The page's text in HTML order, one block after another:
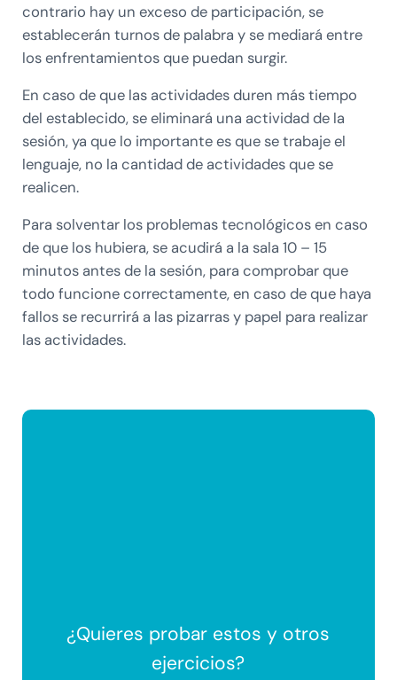
contrario hay un exceso de participación, se
establecerán turnos de palabra y se mediará entre
los enfrentamientos que puedan surgir.
En caso de que las actividades duren más tiempo
del establecido, se eliminará una actividad de la
sesión, ya que lo importante es que se trabaje el
lenguaje, no la cantidad de actividades que se
realicen.
Para solventar los problemas tecnológicos en caso
de que los hubiera, se acudirá a la sala 10 – 15
minutos antes de la sesión, para comprobar que
todo funcione correctamente, en caso de que haya
fallos se recurrirá a las pizarras y papel para realizar
las actividades.
¿Quieres probar estos y otros
ejercicios?